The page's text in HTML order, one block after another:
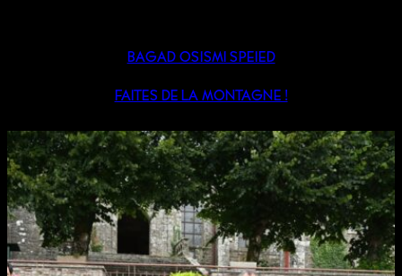
BAGAD OSISMI SPEIED
FAITES DE LA MONTAGNE !